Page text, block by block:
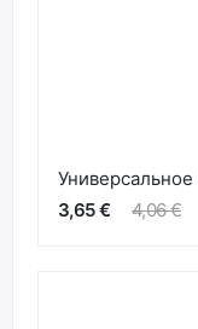
3,65 €
4,06 €